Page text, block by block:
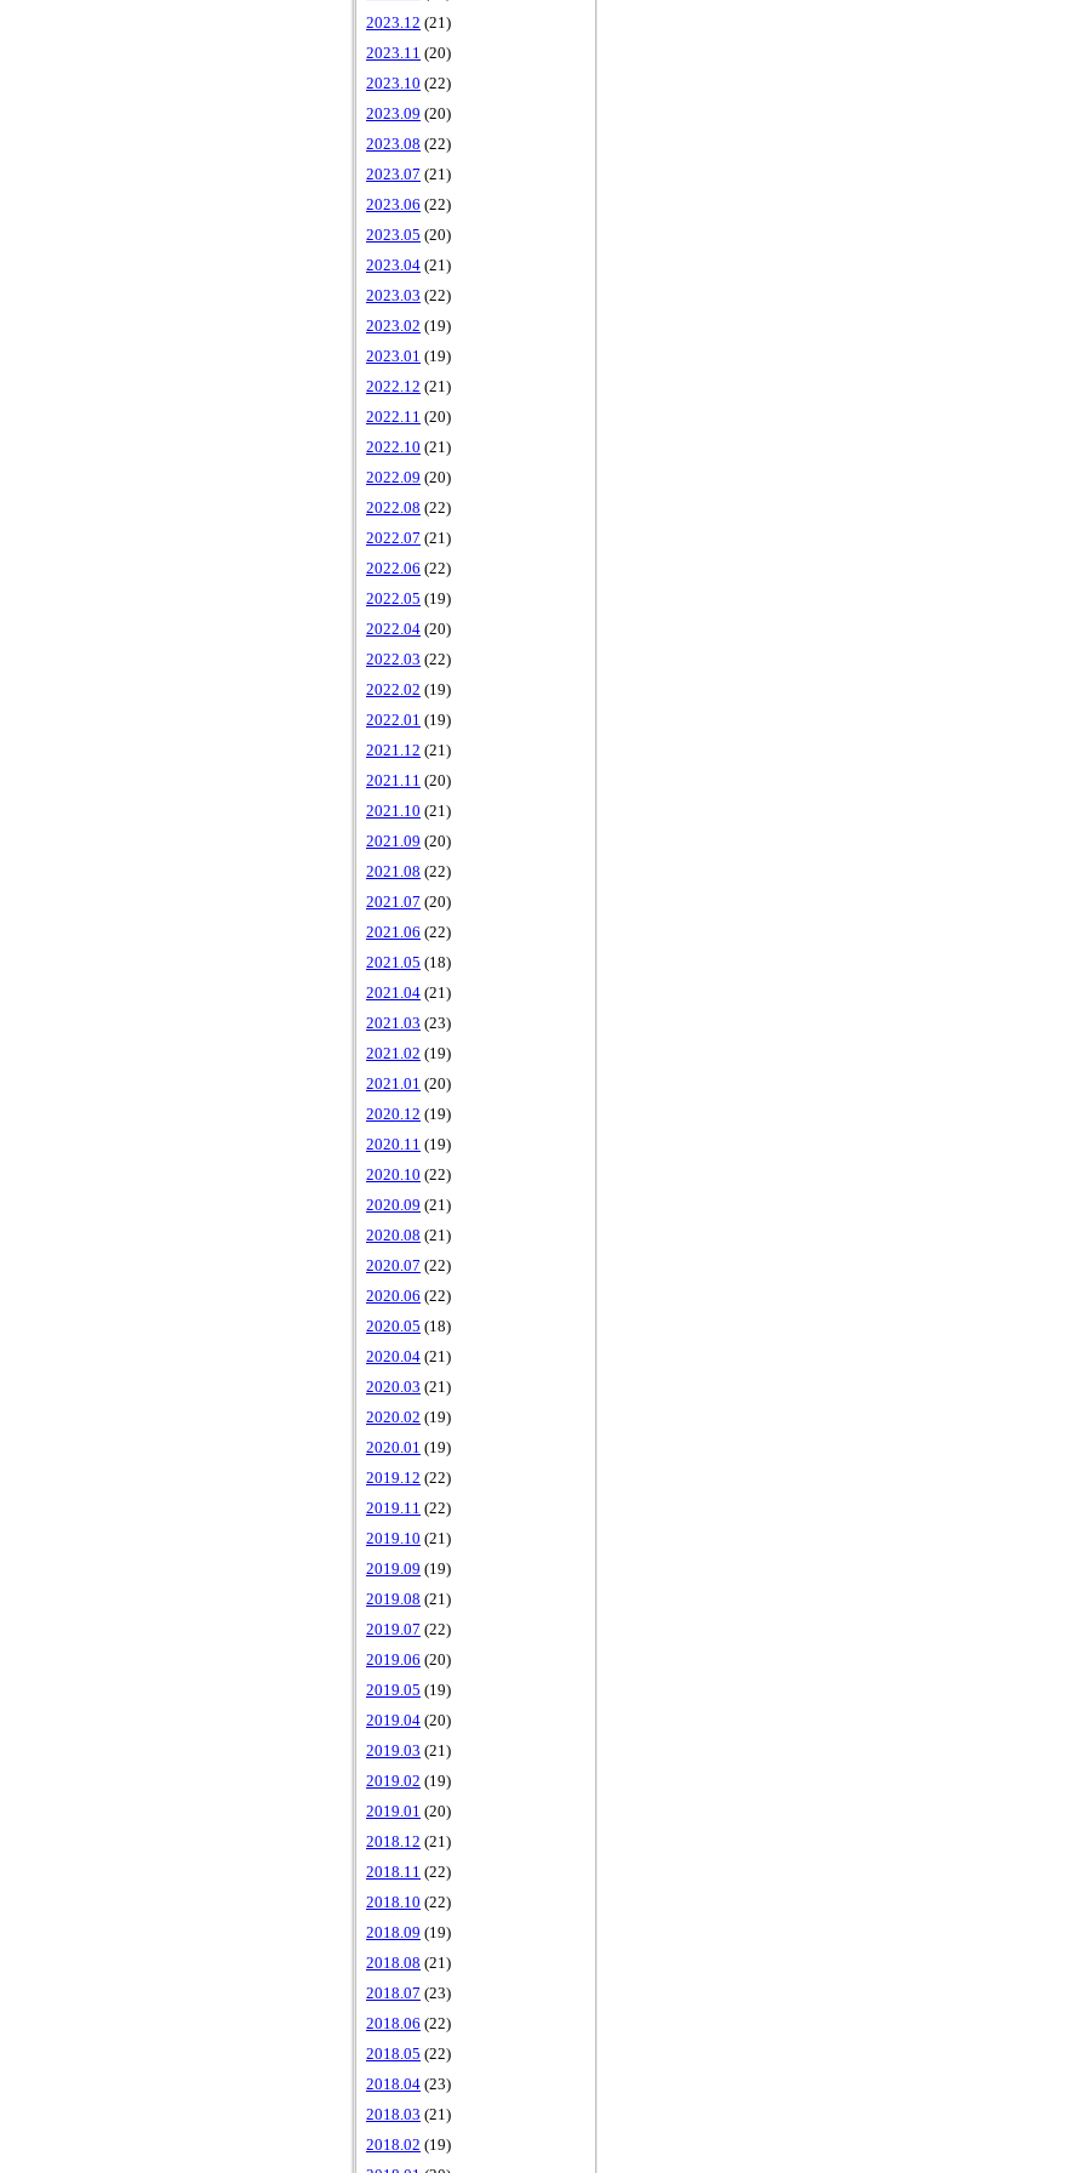
2023.12 (21)
2023.11 (20)
2023.10 (22)
2023.09 (20)
2023.08 (22)
2023.07 (21)
2023.06 (22)
2023.05 (20)
2023.04 (21)
2023.03 (22)
2023.02 (19)
2023.01 (19)
2022.12 (21)
2022.11 (20)
2022.10 (21)
2022.09 (20)
2022.08 (22)
2022.07 (21)
2022.06 (22)
2022.05 (19)
2022.04 (20)
2022.03 (22)
2022.02 (19)
2022.01 (19)
2021.12 (21)
2021.11 (20)
2021.10 (21)
2021.09 (20)
2021.08 (22)
2021.07 (20)
2021.06 (22)
2021.05 (18)
2021.04 (21)
2021.03 (23)
2021.02 (19)
2021.01 (20)
2020.12 (19)
2020.11 (19)
2020.10 (22)
2020.09 (21)
2020.08 (21)
2020.07 (22)
2020.06 (22)
2020.05 (18)
2020.04 (21)
2020.03 (21)
2020.02 (19)
2020.01 (19)
2019.12 (22)
2019.11 (22)
2019.10 (21)
2019.09 (19)
2019.08 (21)
2019.07 (22)
2019.06 (20)
2019.05 (19)
2019.04 (20)
2019.03 (21)
2019.02 (19)
2019.01 (20)
2018.12 (21)
2018.11 (22)
2018.10 (22)
2018.09 (19)
2018.08 (21)
2018.07 (23)
2018.06 (22)
2018.05 (22)
2018.04 (23)
2018.03 (21)
2018.02 (19)